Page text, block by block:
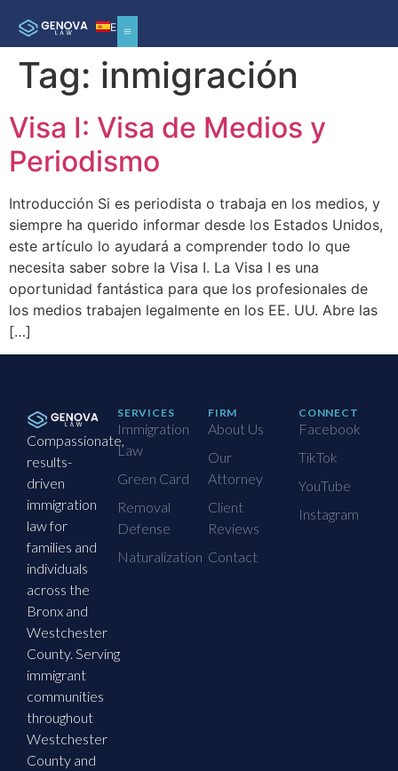
ES
Tag: inmigración
Visa I: Visa de Medios y
Periodismo
Introducción Si es periodista o trabaja en los medios, y
siempre ha querido informar desde los Estados Unidos,
este artículo lo ayudará a comprender todo lo que
necesita saber sobre la Visa I. La Visa I es una
oportunidad fantástica para que los profesionales de
los medios trabajen legalmente en los EE. UU. Abre las
[…]
Compassionate,
results-
driven
immigration
law for
families and
individuals
across the
Bronx and
Westchester
County. Serving
immigrant
communities
throughout
Westchester
County and
SERVICES
Immigration
Law
Green Card
Removal
Defense
Naturalization
FIRM
About Us
Our
Attorney
Client
Reviews
Contact
CONNECT
Facebook
TikTok
YouTube
Instagram